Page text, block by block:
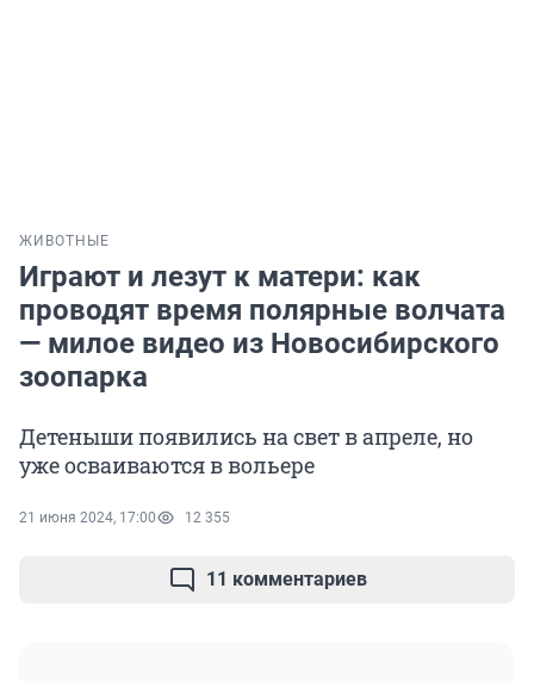
ЖИВОТНЫЕ
Играют и лезут к матери: как
проводят время полярные волчата
— милое видео из Новосибирского
зоопарка
Детеныши появились на свет в апреле, но
уже осваиваются в вольере
21 июня 2024, 17:00 12 355
11 комментариев